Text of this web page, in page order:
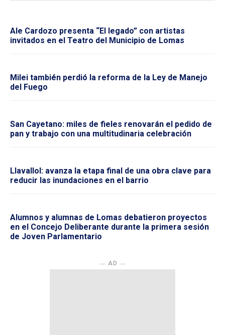
Ale Cardozo presenta “El legado” con artistas
invitados en el Teatro del Municipio de Lomas
Milei también perdió la reforma de la Ley de Manejo
del Fuego
San Cayetano: miles de fieles renovarán el pedido de
pan y trabajo con una multitudinaria celebración
Llavallol: avanza la etapa final de una obra clave para
reducir las inundaciones en el barrio
Alumnos y alumnas de Lomas debatieron proyectos
en el Concejo Deliberante durante la primera sesión
de Joven Parlamentario
― AD ―